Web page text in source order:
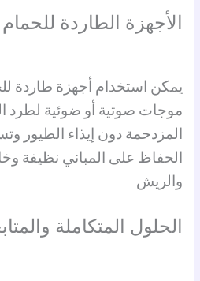
الأجهزة الطاردة للحمام
يمكن استخدام أجهزة طاردة
موجات صوتية أو ضوئية لطرد
المزدحمة دون إيذاء الطيور
الحفاظ على المباني نظيفة
والريش
الحلول المتكاملة